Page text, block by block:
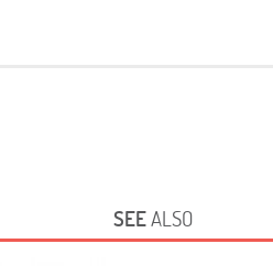
SEEALSO